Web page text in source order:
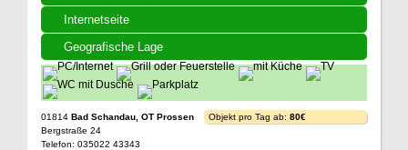
Internetseite
Geografische Lage
01814 Bad Schandau, OT Prossen
Bergstraße 24
Telefon: 035022 43343
Objekt pro Tag ab: 80€